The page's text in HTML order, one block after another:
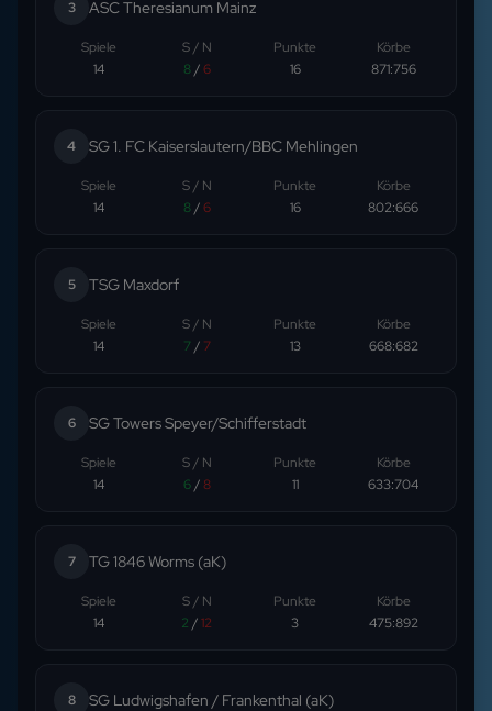
3 ASC Theresianum Mainz
Spiele
14
S / N
8/6
Punkte
16
Körbe
871:756
4 SG 1. FC Kaiserslautern/BBC Mehlingen
Spiele
14
S / N
8/6
Punkte
16
Körbe
802:666
5 TSG Maxdorf
Spiele
14
S / N
7/ 7
Punkte
13
Körbe
668:682
6 SG Towers Speyer/Schifferstadt
Spiele
14
S / N
6/8
Punkte
11
Körbe
633:704
7 TG 1846 Worms (aK)
Spiele
14
S / N
2 /12
Punkte
3
Körbe
475:892
8 SG Ludwigshafen / Frankenthal (aK)